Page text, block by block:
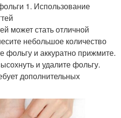
1. Использование
может стать отличной
небольшое количество
фольгу и аккуратно прижмите.
и удалите фольгу.
дополнительных